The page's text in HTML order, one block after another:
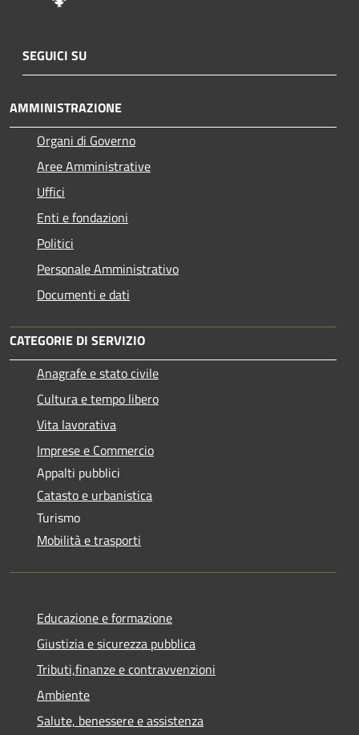
SEGUICI SU
AMMINISTRAZIONE
Organi di Governo
Aree Amministrative
Uffici
Enti e fondazioni
Politici
Personale Amministrativo
Documenti e dati
CATEGORIE DI SERVIZIO
Anagrafe e stato civile
Cultura e tempo libero
Vita lavorativa
Imprese e Commercio
Appalti pubblici
Catasto e urbanistica
Turismo
Mobilità e trasporti
Educazione e formazione
Giustizia e sicurezza pubblica
Tributi,finanze e contravvenzioni
Ambiente
Salute, benessere e assistenza